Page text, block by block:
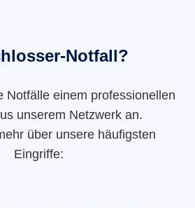
Notfall?
Notfälle einem professionellen
unserem Netzwerk an.
über unsere häufigsten
Eingriffe: